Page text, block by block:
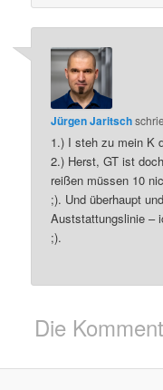
Jürgen Jaritsch
1.) I steh zu mein K
2.) Herst, GT ist
reißen müssen 10
;). Und überhaupt
Auststattungslinie –
;).
Die